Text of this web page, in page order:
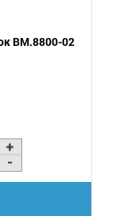
BM.8800-02